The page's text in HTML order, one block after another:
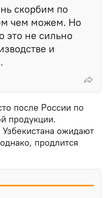
скорбим по
чем можем. Но
это не сильно
и
после России по
продукции.
ожидают
продлится